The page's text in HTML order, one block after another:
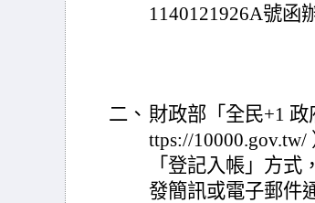
1140121926A號函
二、 財政部「全民+1
ttps://
「登記入帳」方
發簡訊或電子郵件